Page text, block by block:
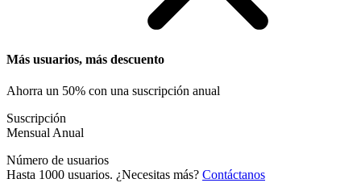
Más usuarios, más descuento
Ahorra un 50% con una suscripción anual
Suscripción
Mensual Anual
Número de usuarios
Hasta 1000 usuarios. ¿Necesitas más? Contáctanos